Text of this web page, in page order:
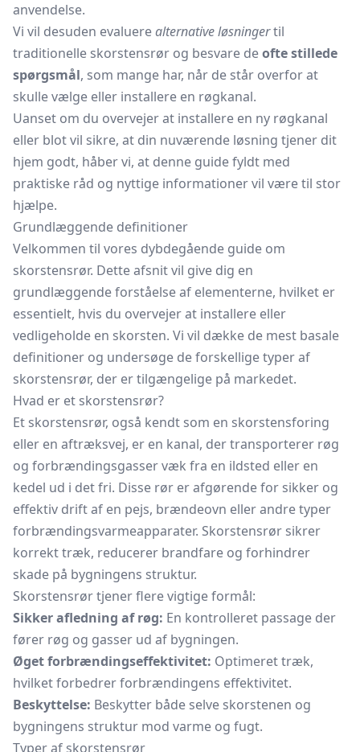
anvendelse.
Vi vil desuden evaluerealternative løsningertil
traditionelle skorstensrør og besvare deofte stillede
spørgsmål, som mange har, når de står overfor at
skulle vælge eller installere en røgkanal.
Uanset om du overvejer at installere en ny røgkanal
eller blot vil sikre, at din nuværende løsning tjener dit
hjem godt, håber vi, at denne guide fyldt med
praktiske råd og nyttige informationer vil være til stor
hjælpe.
Grundlæggende definitioner
Velkommen til vores dybdegående guide om
skorstensrør. Dette afsnit vil give dig en
grundlæggende forståelse af elementerne, hvilket er
essentielt, hvis du overvejer at installere eller
vedligeholde en skorsten. Vi vil dække de mest basale
definitioner og undersøge de forskellige typer af
skorstensrør, der er tilgængelige på markedet.
Hvad er et skorstensrør?
Et skorstensrør, også kendt som en skorstensforing
eller en aftræksvej, er en kanal, der transporterer røg
og forbrændingsgasser væk fra en ildsted eller en
kedel ud i det fri. Disse rør er afgørende for sikker og
effektiv drift af en pejs, brændeovn eller andre typer
forbrændingsvarmeapparater. Skorstensrør sikrer
korrekt træk, reducerer brandfare og forhindrer
skade på bygningens struktur.
Skorstensrør tjener flere vigtige formål:
Sikker afledning af røg: En kontrolleret passage der
fører røg og gasser ud af bygningen.
Øget forbrændingseffektivitet: Optimeret træk,
hvilket forbedrer forbrændingens effektivitet.
Beskyttelse: Beskytter både selve skorstenen og
bygningens struktur mod varme og fugt.
Typer af skorstensrør